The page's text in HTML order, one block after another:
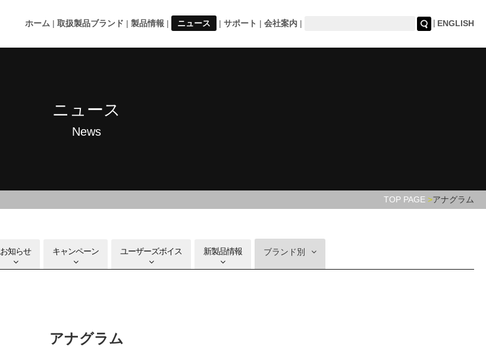
ホーム 取扱製品ブランド 製品情報 ニュース サポート 会社案内 ENGLISH
ニュース
News
TOP PAGE アナグラム
お知らせ キャンペーン ユーザーズボイス 新製品情報 ブランド別
アナグラム